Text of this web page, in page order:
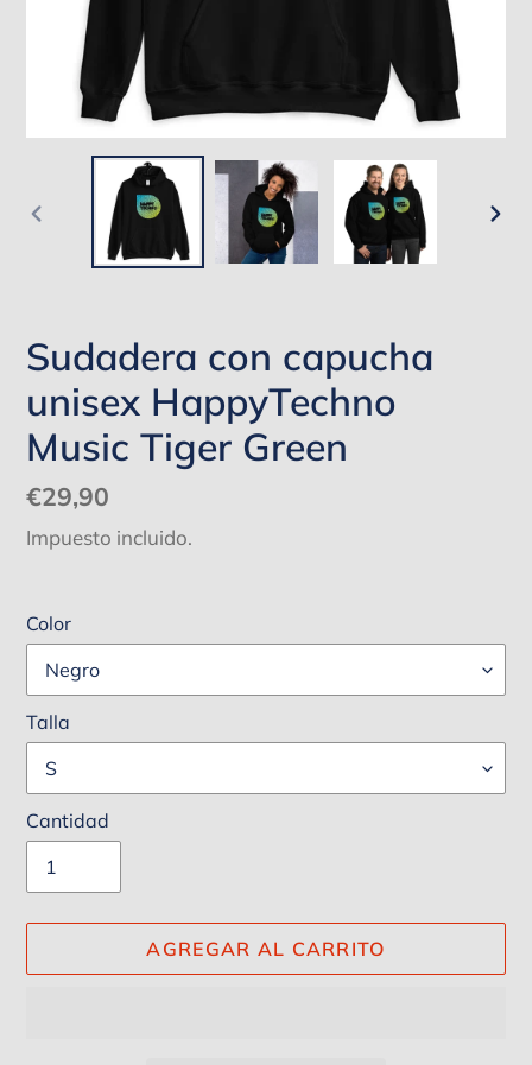
ANTERIOR
DIAPOSITIVA
Sudadera con capucha
unisex HappyTechno
Music Tiger Green
Precio
habitual
€29,90
Impuesto incluido.
Color
Talla
Cantidad
AGREGAR AL CARRITO